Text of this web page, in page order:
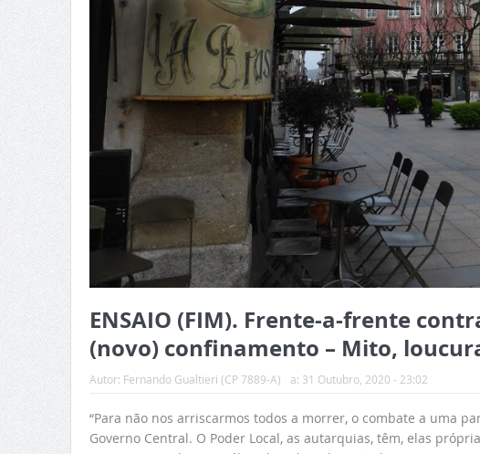
ENSAIO (FIM). Frente-a-frente
(novo) confinamento – Mito,
Autor: Fernando Gualtieri (CP 7889-A) a: 31 Outubro, 2020 - 23:02
“Para não nos arriscarmos todos a morrer, o combate a uma
Governo Central. O Poder Local, as autarquias, têm, elas